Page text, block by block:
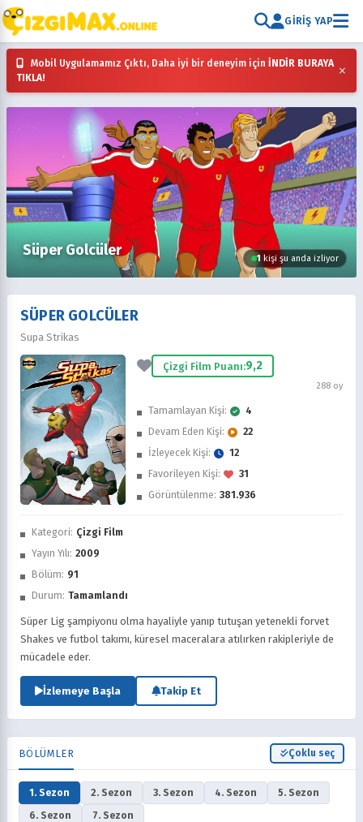
GIRIŞ YAP
Mobil Uygulamamız Çıktı, Daha iyi bir deneyim için İNDİR BURAYA
TIKLA!
×
Süper Golcüler 1 kişi şu anda izliyor
İzledim
Favorilere Ekle
Sonra İzle
SÜPER GOLCÜLER
Supa Strikas
Çizgi Film Puanı:9,2
288 oy
Kategori: Çizgi Film
Yayın Yılı: 2009
Bölüm: 91
Durum: Tamamlandı
Tamamlayan Kişi:
4
Devam Eden Kişi:
22
İzleyecek Kişi:
12
Favorileyen Kişi:
31
Görüntülenme: 381.936
Süper Lig şampiyonu olma hayaliyle yanıp tutuşan yetenekli forvet
Shakes ve futbol takımı, küresel maceralara atılırken rakipleriyle de
mücadele eder.
İzlemeye Başla Takip Et
BÖLÜMLER Çoklu seç
1. Sezon 2. Sezon 3. Sezon 4. Sezon
5. Sezon
6. Sezon
7. Sezon